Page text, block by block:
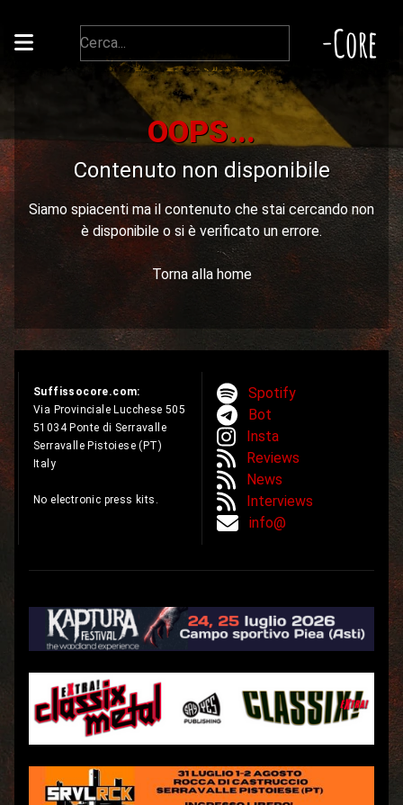
-Core
OOPS...
Contenuto non disponibile
Siamo spiacenti ma il contenuto che stai cercando non
è disponibile o si è verificato un errore.
Torna alla home
Suffissocore.com:
Via Provinciale Lucchese 505
51034 Ponte di Serravalle
Serravalle Pistoiese (PT)
Italy
No electronic press kits.
Spotify
Bot
Insta
Reviews
News
Interviews
info@